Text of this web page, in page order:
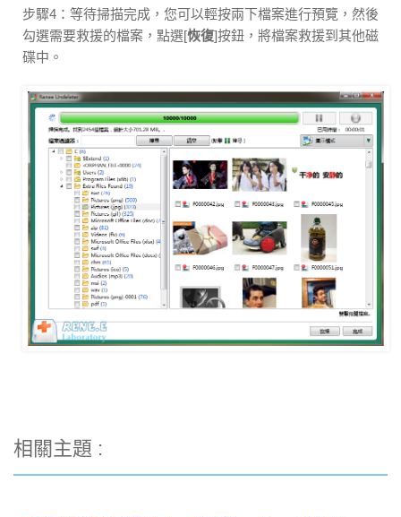
步驟4：等待掃描完成，您可以輕按兩下檔案進行預覽，然後
勾選需要救援的檔案，點選[恢復]按鈕，將檔案救援到其他磁
碟中。
相關主題 :